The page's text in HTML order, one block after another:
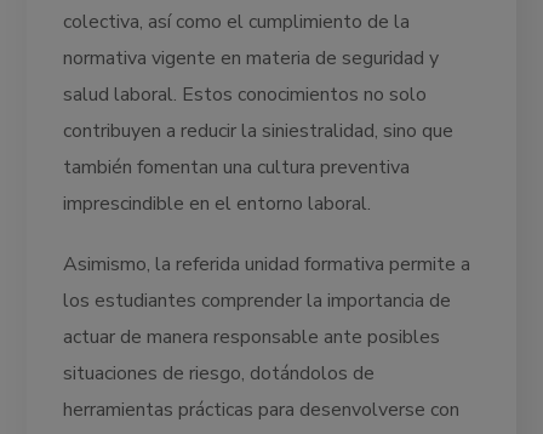
colectiva, así como el cumplimiento de la
normativa vigente en materia de seguridad y
salud laboral. Estos conocimientos no solo
contribuyen a reducir la siniestralidad, sino que
también fomentan una cultura preventiva
imprescindible en el entorno laboral.
Asimismo, la referida unidad formativa permite a
los estudiantes comprender la importancia de
actuar de manera responsable ante posibles
situaciones de riesgo, dotándolos de
herramientas prácticas para desenvolverse con